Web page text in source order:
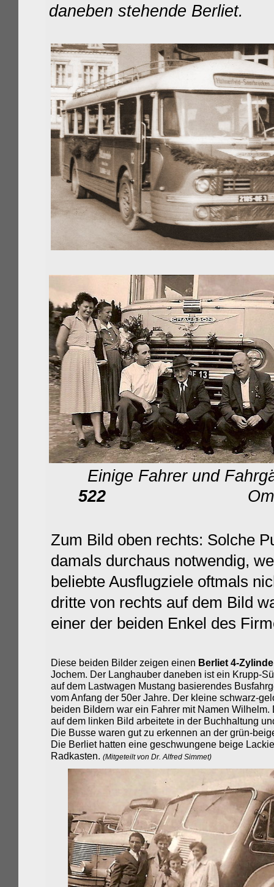
daneben stehende Berliet.
Einige Fahrer und
522Omnibus-
Zum Bild oben rechts: Solche
damals durchaus notwendig,
beliebte Ausflugziele oftmals
dritte von rechts auf dem Bild
einer der beiden Enkel des
Diese beiden Bilder zeigen einen Berliet 4-
Jochem. Der Langhauber daneben istein Krupp-
auf dem Lastwagen Mustang basierendes
vom Anfang der 50er Jahre. Der kleine schwarz-
beiden Bildern war ein Fahrer mit Namen Wilhelm.
auf dem linken Bild arbeitete in der Buchhaltung
Die Busse waren gut zu erkennen an der grün-
Die Berliet hatten eine geschwungene beige
Radkasten. (Mitgeteilt von Dr. Alfred Simmet)